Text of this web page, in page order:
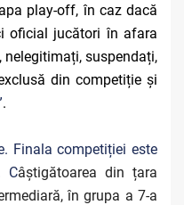
play-off, în caz dacă
oficial jucători în afara
suspendați,
din competiție și
.
Finala competiției este
Câștigătoarea din țara
în grupa a 7-a